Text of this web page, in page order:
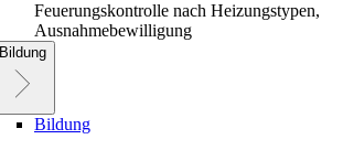
Feuerungskontrolle nach Heizungstypen,
Ausnahmebewilligung
Bildung
Bildung